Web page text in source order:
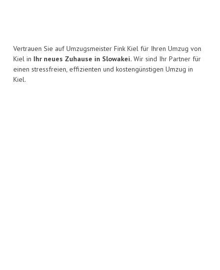
Vertrauen Sie auf Umzugsmeister Fink Kiel für Ihren Umzug von
Kiel in Ihr neues Zuhause in Slowakei. Wir sind Ihr Partner für
einen stressfreien, effizienten und kostengünstigen Umzug in
Kiel.